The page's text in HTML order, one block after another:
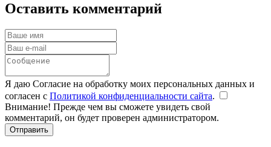
Оставить комментарий
Я даю Согласие на обработку моих персональных данных и
согласен с Политикой конфиденциальности сайта.
Внимание! Прежде чем вы сможете увидеть свой
комментарий, он будет проверен администратором.
Отправить